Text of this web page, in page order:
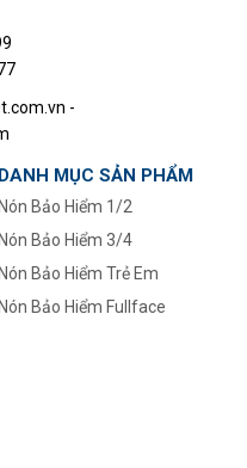
-
DANH MỤC SẢN PHẨM
Nón Bảo Hiểm 1/2
Nón Bảo Hiểm 3/4
Nón Bảo Hiểm Trẻ Em
Nón Bảo Hiểm Fullface